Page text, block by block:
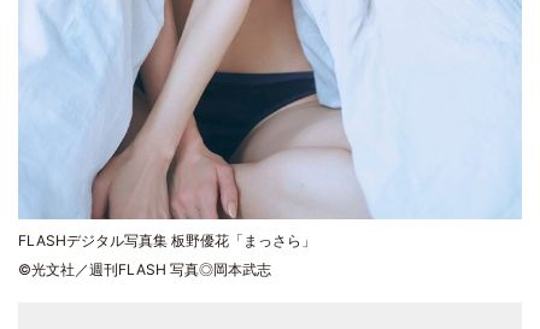
FLASHデジタル写真集 板野優花「まっさら」
©光文社／週刊FLASH 写真◎岡本武志